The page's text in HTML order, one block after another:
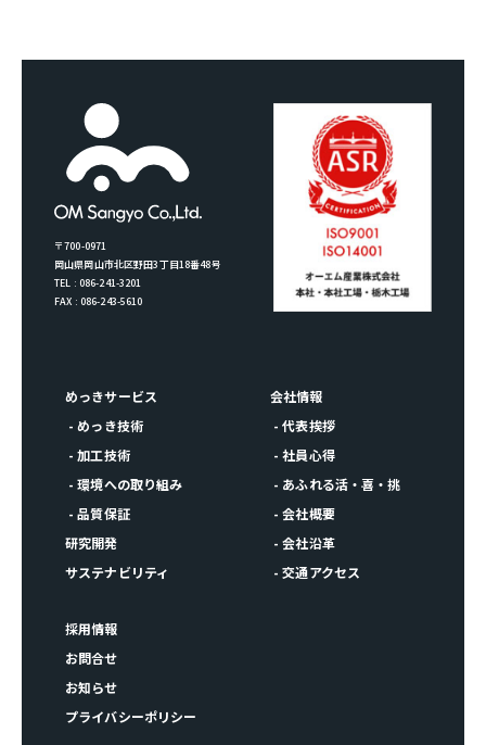
〒700-0971
岡山県岡山市北区野田3丁目18番48号
TEL : 086-241-3201
FAX : 086-243-5610
めっきサービス
- めっき技術
- 加工技術
- 環境への取り組み
- 品質保証
研究開発
サステナビリティ
会社情報
- 代表挨拶
- 社員心得
- あふれる活・喜・挑
- 会社概要
- 会社沿革
- 交通アクセス
採用情報
お問合せ
お知らせ
プライバシーポリシー